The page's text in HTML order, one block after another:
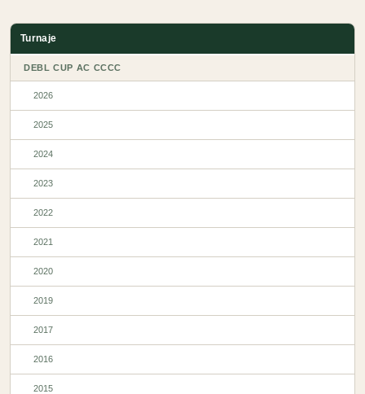
Turnaje
DEBL CUP AC CCCC
2026
2025
2024
2023
2022
2021
2020
2019
2017
2016
2015